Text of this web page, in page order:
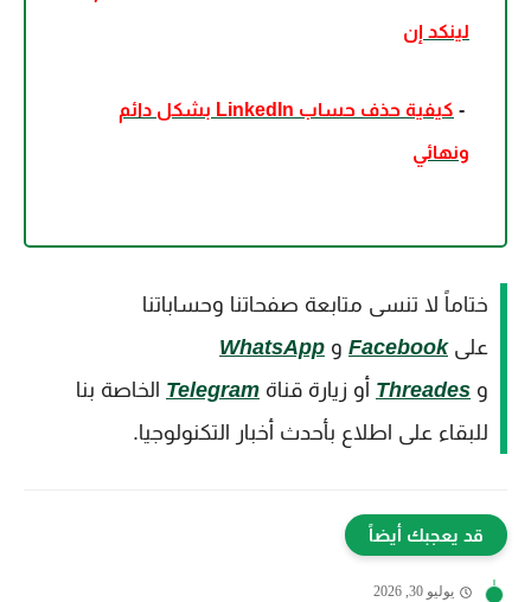
لينكد إن
- كيفية حذف حساب LinkedIn بشكل دائم
ونهائي
ختاماً لا تنسى متابعة صفحاتنا وحساباتنا
علىFacebook و WhatsApp
و Threades أو زيارة قناة Telegram الخاصة بنا
للبقاء على اطلاع بأحدث أخبار التكنولوجيا.
قد يعجبك أيضاً
يوليو 30, 2026